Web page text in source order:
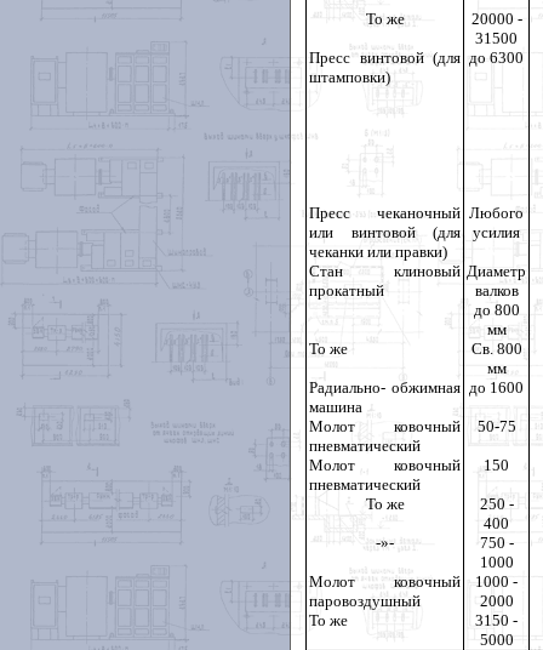
То же
20000 -
31500
Пресс винтовой (для
штамповки)
до 6300
Пресс чеканочный
или винтовой (для
чеканки или правки)
Любого
усилия
Стан клиновый
прокатный
Диаметр
валков
до 800
мм
То же
Св. 800
мм
Радиально- обжимная
машина
до 1600
Молот ковочный
пневматический
50-75
Молот ковочный
пневматический
150
То же
250 -
400
-»-
750 -
1000
Молот ковочный
паровоздушный
1000 -
2000
То же
3150 -
5000